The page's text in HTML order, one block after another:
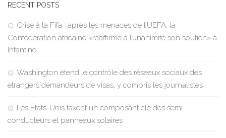
RECENT POSTS
Crise à la Fifa : après les menaces de l’UEFA, la
Confédération africaine «réaffirme à l’unanimité son soutien» à
Infantino
Washington étend le contrôle des réseaux sociaux des
étrangers demandeurs de visas, y compris les journalistes
Les États-Unis taxent un composant clé des semi-
conducteurs et panneaux solaires